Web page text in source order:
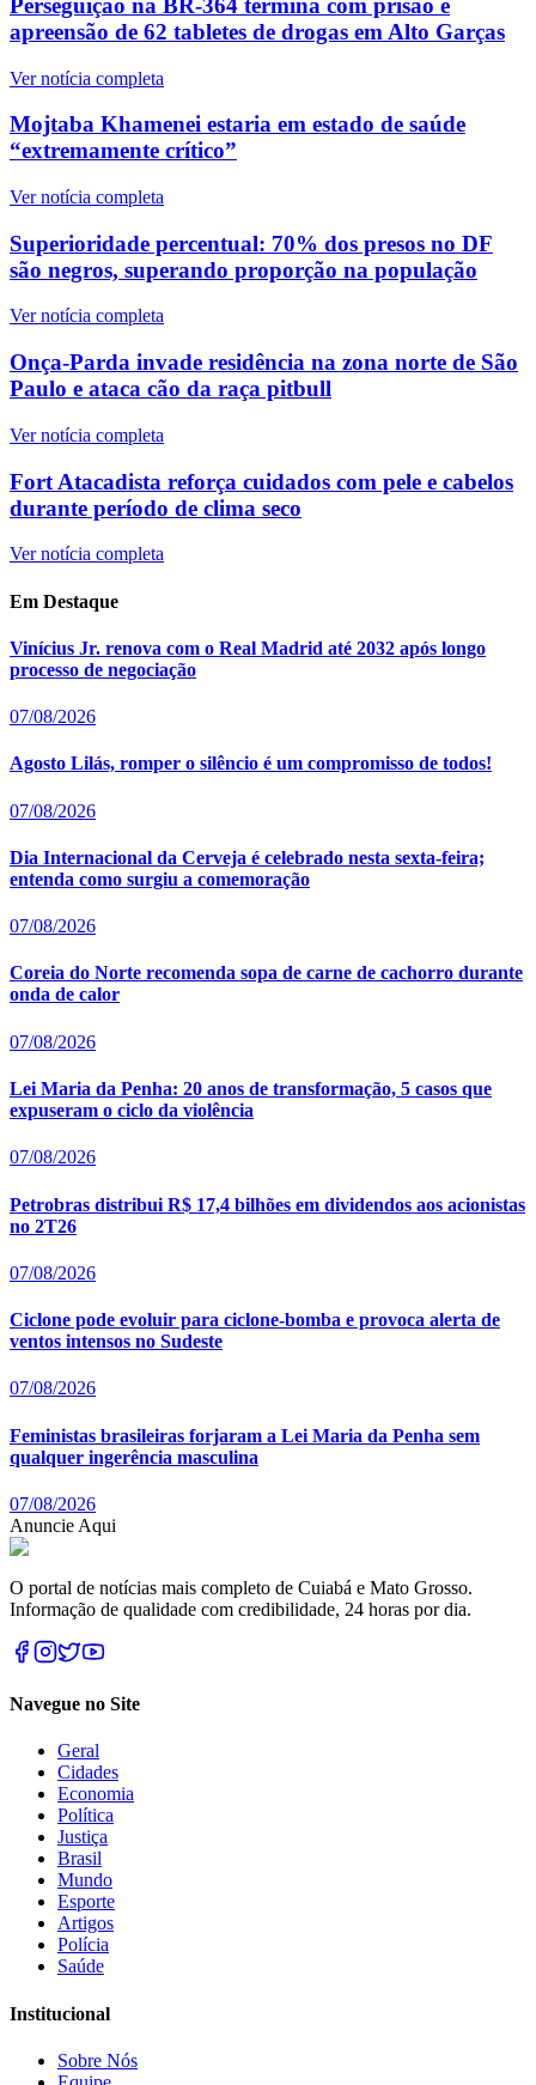
Perseguição na BR-364 termina com prisão e
apreensão de 62 tabletes de drogas em Alto Garças
Ver notícia completa
Mojtaba Khamenei estaria em estado de saúde
“extremamente crítico”
Ver notícia completa
Superioridade percentual: 70% dos presos no DF
são negros, superando proporção na população
Ver notícia completa
Onça-Parda invade residência na zona norte de São
Paulo e ataca cão da raça pitbull
Ver notícia completa
Fort Atacadista reforça cuidados com pele e cabelos
durante período de clima seco
Ver notícia completa
Em Destaque
Vinícius Jr. renova com o Real Madrid até 2032 após longo
processo de negociação
07/08/2026
Agosto Lilás, romper o silêncio é um compromisso de todos!
07/08/2026
Dia Internacional da Cerveja é celebrado nesta sexta-feira;
entenda como surgiu a comemoração
07/08/2026
Coreia do Norte recomenda sopa de carne de cachorro durante
onda de calor
07/08/2026
Lei Maria da Penha: 20 anos de transformação, 5 casos que
expuseram o ciclo da violência
07/08/2026
Petrobras distribui R$ 17,4 bilhões em dividendos aos acionistas
no 2T26
07/08/2026
Ciclone pode evoluir para ciclone-bomba e provoca alerta de
ventos intensos no Sudeste
07/08/2026
Feministas brasileiras forjaram a Lei Maria da Penha sem
qualquer ingerência masculina
07/08/2026
Anuncie Aqui
O portal de notícias mais completo de Cuiabá e Mato Grosso.
Informação de qualidade com credibilidade, 24 horas por dia.
Navegue no Site
Geral
Cidades
Economia
Política
Justiça
Brasil
Mundo
Esporte
Artigos
Polícia
Saúde
Institucional
Sobre Nós